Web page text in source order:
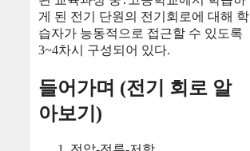
게 된 전기 단원의 전기회로에 대해 학
습자가 능동적으로 접근할 수 있도록
3~4차시 구성되어 있다.
들어가며 (전기 회로 알
아보기)